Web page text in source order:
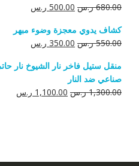
680.00 ر.س السعر
هو:
680.00 ر.س.
500.00 ر.سالسعر
هو:
500.00 ر.س.
كشاف يدوي معجزة وضوء مبهر
550.00 ر.س السعر
هو:
550.00 ر.س.
350.00 ر.سالسعر
هو:
منقل ستيل فاخر نار الشيوخ نار
صناعي ضد النار
1,300.00 ر.س السعر
1,100.00 ر.سالسعر